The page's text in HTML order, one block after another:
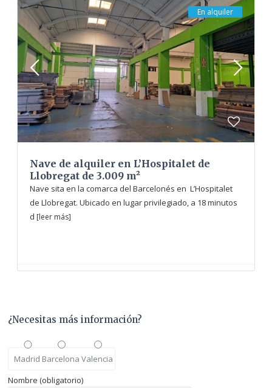
En alquiler
Nave de alquiler en L’Hospitalet de
Llobregat de 3.009 m²
Nave sita en la comarca del Barcelonés en L’Hospitalet
de Llobregat. Ubicado en lugar privilegiado, a 18 minutos
d [leer más]
¿Necesitas más información?
Madrid Barcelona Valencia
Nombre (obligatorio)